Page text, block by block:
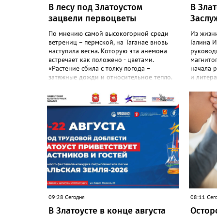
В лесу под Златоустом
зацвели первоцветы
По мнению самой высокогорной среди
ветрениц – пермской, на Таганае вновь
наступила весна. Которую эта анемона
встречает как положено - цветами.
«Растение сбила с толку погода –
затяжные дожди и относительное тепло.
на этот стресс», - объяснили в
национальном парке. Там также
добавили: хотя нежные белые цветы и
украшают по-летнему зелёный лес, самой
ветренице такой «рецидив» пользы не
приносит, а наоборот, забирает силы
перед долгой зимовкой.
В
Из
Галина
начала
и
школе
общими
делу.
09:28 Сегодня
В Златоусте в конце августа
08:11